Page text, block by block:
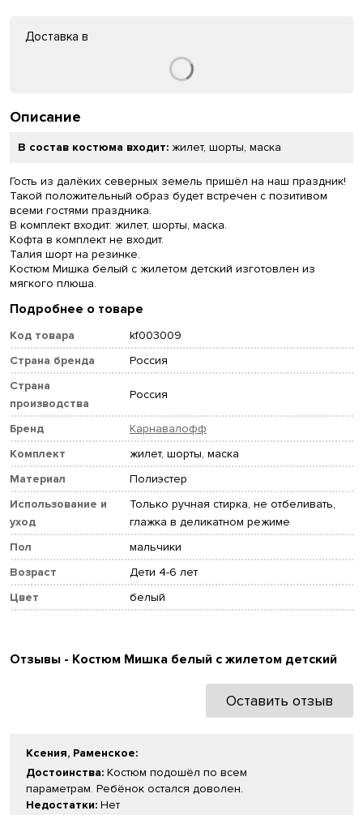
Доставка в
Описание
В состав костюма входит: жилет, шорты, маска
Гость из далёких северных земель пришёл на наш праздник!
Такой положительный образ будет встречен с позитивом
всеми гостями праздника.
В комплект входит: жилет, шорты, маска.
Кофта в комплект не входит.
Талия шорт на резинке.
Костюм Мишка белый с жилетом детский изготовлен из
мягкого плюша.
Подробнее о товаре
Код товара
kf003009
Страна бренда
Россия
Страна
производства
Россия
Бренд
Карнавалофф
Комплект
жилет, шорты, маска
Материал
Полиэстер
Использование и
уход
Только ручная стирка, не отбеливать,
глажка в деликатном режиме
Пол
мальчики
Возраст
Дети 4-6 лет
Цвет
белый
Отзывы - Костюм Мишка белый с жилетом детский
Оставить отзыв
Ксения, Раменское:
Достоинства: Костюм подошёл по всем
параметрам. Ребёнок остался доволен.
Недостатки: Нет